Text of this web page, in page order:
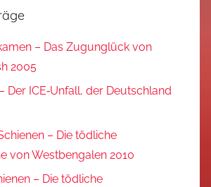
– Das Zugunglück von
2005
Der ICE‑Unfall, der Deutschland
– Die tödliche
von Westbengalen 2010
– Die tödliche